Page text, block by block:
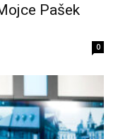
Pašek
0